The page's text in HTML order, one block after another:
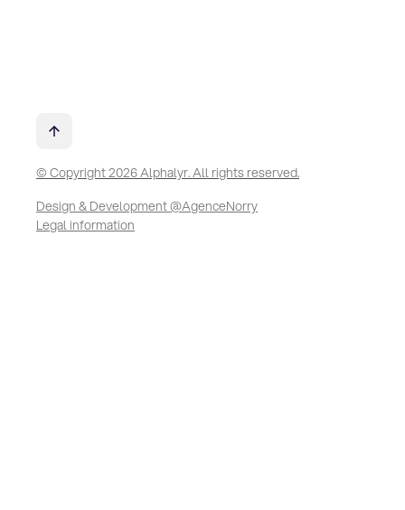
© Copyright 2026 Alphalyr. All rights reserved.
Design & Development @AgenceNorry
Legal information